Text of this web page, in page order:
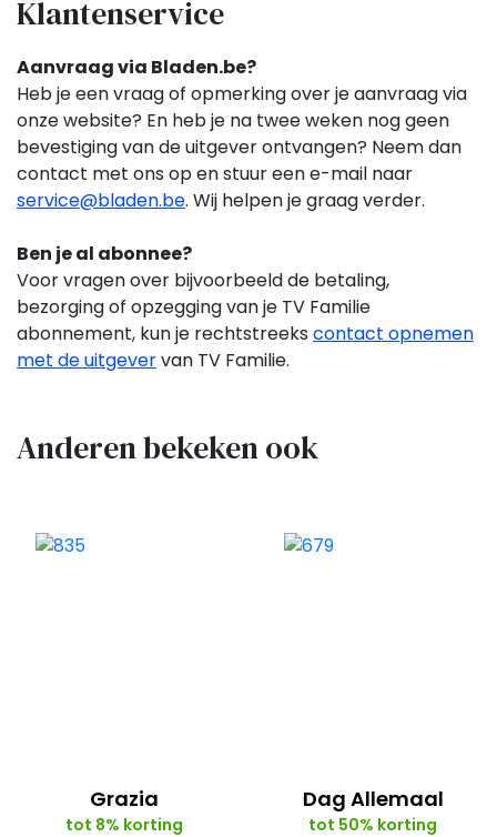
Klantenservice
Aanvraag via Bladen.be?
Heb je een vraag of opmerking over je aanvraag via
onze website? En heb je na twee weken nog geen
bevestiging van de uitgever ontvangen? Neem dan
contact met ons op en stuur een e-mail naar
service@bladen.be. Wij helpen je graag verder.
Ben je al abonnee?
Voor vragen over bijvoorbeeld de betaling,
bezorging of opzegging van je TV Familie
abonnement, kun je rechtstreeks contact opnemen
met de uitgevervan TV Familie.
Anderen bekeken ook
Grazia
tot 8% korting
Dag Allemaal
tot 50% korting